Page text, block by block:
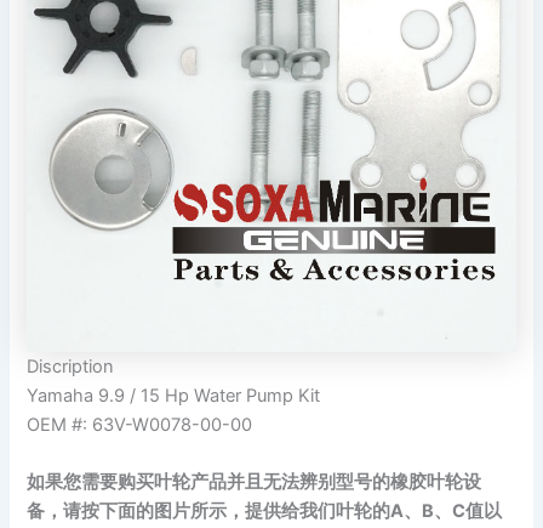
Discription
Yamaha 9.9 / 15 Hp Water Pump Kit
OEM #: 63V-W0078-00-00
如果您需要购买叶轮产品并且无法辨别型号的橡胶叶轮设
备，请按下面的图片所示，提供给我们叶轮的A、B、C值以